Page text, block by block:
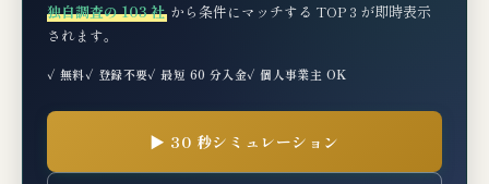
独自調査の 103 社 から条件にマッチする TOP 3 が即時表示
されます。
✓ 無料✓ 登録不要✓ 最短 60 分入金✓ 個人事業主 OK
▶ 30 秒シミュレーション